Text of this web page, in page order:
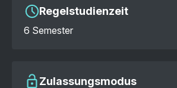
Regelstudienzeit
6 Semester
Zulassungsmodus